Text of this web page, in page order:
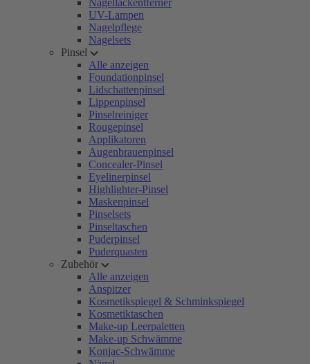
Nagellackentferner
UV-Lampen
Nagelpflege
Nagelsets
Pinsel
Alle anzeigen
Foundationpinsel
Lidschattenpinsel
Lippenpinsel
Pinselreiniger
Rougepinsel
Applikatoren
Augenbrauenpinsel
Concealer-Pinsel
Eyelinerpinsel
Highlighter-Pinsel
Maskenpinsel
Pinselsets
Pinseltaschen
Puderpinsel
Puderquasten
Zubehör
Alle anzeigen
Anspitzer
Kosmetikspiegel & Schminkspiegel
Kosmetiktaschen
Make-up Leerpaletten
Make-up Schwämme
Konjac-Schwämme